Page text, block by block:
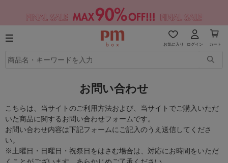
お気に入り ログイン カート
お問い合わせ
こちらは、当サイトのご利用方法および、当サイトでご購入いただ
いた商品に関するお問い合わせフォームです。
お問い合わせ内容は下記フォームにご記入のうえ送信してくださ
い。
※土曜日・日曜日・祝祭日をはさむ場合は、対応にお時間をいただ
くことがございます。あらかじめご了承ください。